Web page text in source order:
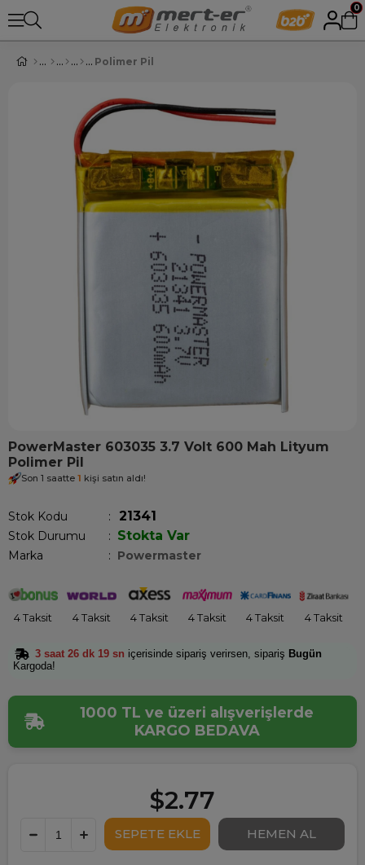
0
Polimer Pil
PowerMaster 603035 3.7 Volt 600 Mah Lityum
Polimer Pil
Son 1 saatte 1 kişi satın aldı!
Stok Kodu 21341
Stok Durumu : Stokta Var
Marka : Powermaster
4 Taksit 4 Taksit 4 Taksit 4 Taksit 4 Taksit 4 Taksit
3 saat 26 dk 19 sn içerisinde sipariş verirsen, sipariş Bugün
Kargoda!
1000 TL ve üzeri alışverişlerde
KARGO BEDAVA
$2.77